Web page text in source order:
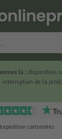
là :disponibles
interruption de la
cartonnées